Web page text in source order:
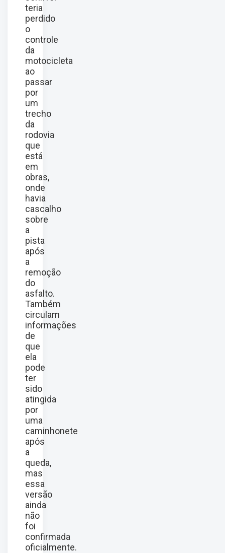
teria
perdido
o
controle
da
motocicleta
ao
passar
por
um
trecho
da
rodovia
que
está
em
obras,
onde
havia
cascalho
sobre
a
pista
após
a
remoção
do
asfalto.
Também
circulam
informações
de
que
ela
pode
ter
sido
atingida
por
uma
caminhonete
após
a
queda,
mas
essa
versão
ainda
não
foi
confirmada
oficialmente.